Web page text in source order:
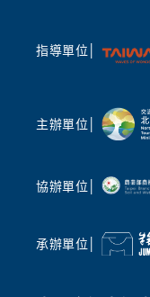
指導單位│
主辦單位│
協辦單位│
承辦單位│